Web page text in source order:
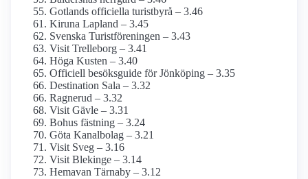
Gotlands officiella turistbyrå – 3.46
Kiruna Lapland – 3.45
Svenska Turistföreningen – 3.43
Visit Trelleborg – 3.41
Höga Kusten – 3.40
Officiell besöksguide för Jönköping – 3.35
Destination Sala – 3.32
Ragnerud – 3.32
Visit Gävle – 3.31
Bohus fästning – 3.24
Göta Kanalbolag – 3.21
Visit Sveg – 3.16
Visit Blekinge – 3.14
Hemavan Tärnaby – 3.12